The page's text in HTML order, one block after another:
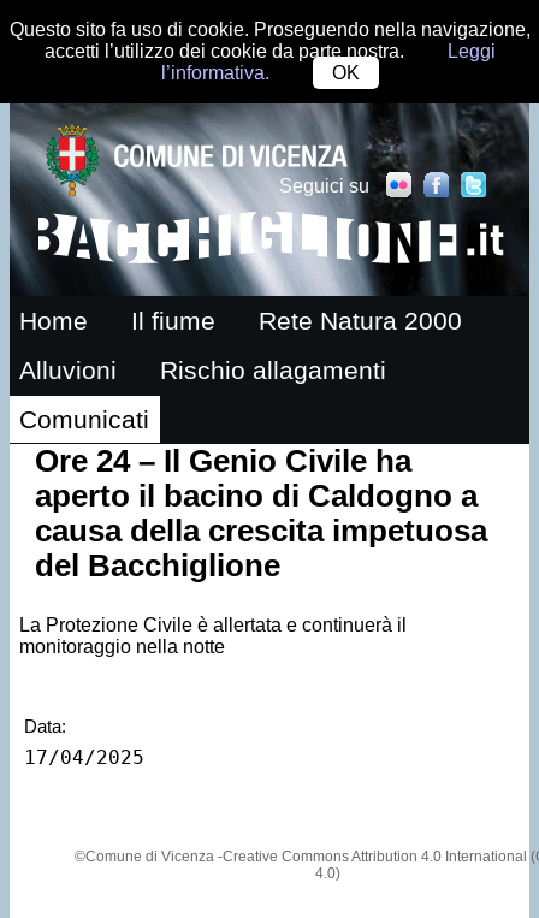
Questo sito fa uso di cookie. Proseguendo nella navigazione,
accetti l’utilizzo dei cookie da parte nostra.
Leggi
l’informativa.
OK
Seguici su
Home Il fiume
Rete Natura 2000
Alluvioni
Rischio allagamenti
Comunicati
Ore 24 – Il Genio Civile ha
aperto il bacino di Caldogno a
causa della crescita impetuosa
del Bacchiglione
La Protezione Civile è allertata e continuerà il
monitoraggio nella notte
Data:
17/04/2025
©Comune di Vicenza -Creative Commons Attribution 4.0 International
4.0)